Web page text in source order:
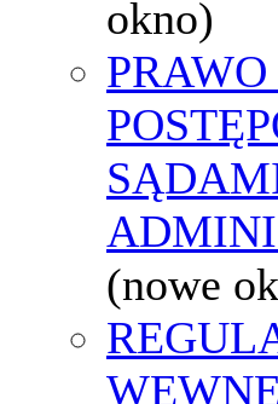
okno)
(nowe